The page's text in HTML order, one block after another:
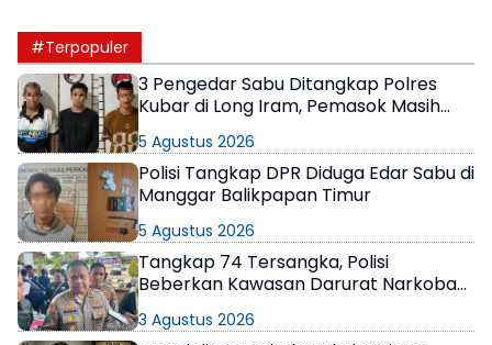
#Terpopuler
3 Pengedar Sabu Ditangkap Polres
Kubar di Long Iram, Pemasok Masih
5 Agustus 2026
Polisi Tangkap DPR Diduga Edar Sabu di
Manggar Balikpapan Timur
5 Agustus 2026
Tangkap 74 Tersangka, Polisi
Beberkan Kawasan Darurat Narkoba
3 Agustus 2026